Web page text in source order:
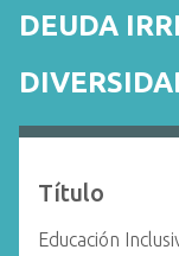
DEUDA
Título
Educación